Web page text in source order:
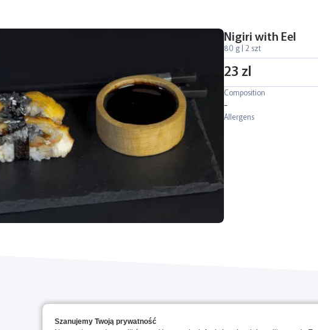
Nigiri with Eel
80 g | 2 szt
23 zl
Composition
-
Allergens
Szanujemy Twoją prywatność